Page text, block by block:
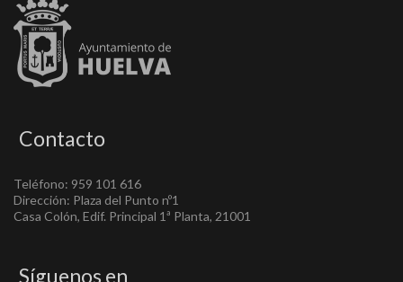
Contacto
Teléfono: 959 101 616
Dirección: Plaza del Punto nº1
Casa Colón, Edif. Principal 1ª Planta, 21001
Síguenos en